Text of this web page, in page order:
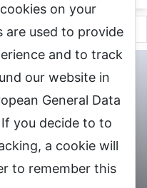
人.comへお問合せ
DXLIVE 退
求人情報サイト
on your
are used to provide
and to track
our website in
General Data
you decide to to
a cookie will
to remember this